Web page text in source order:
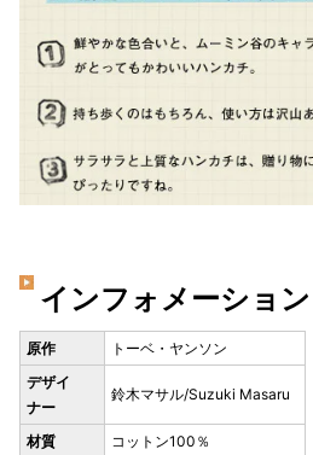
インフォメーション
原作
トーベ・ヤンソン
デザイ
ナー
鈴木マサル/Suzuki Masaru
材質
コットン100％